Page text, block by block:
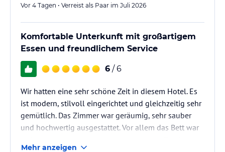
Investition notwendig, aber es lohnt sich. IMMER!
Hoteliers-/Veranstalter-/Kataloginformationen. Alle Angaben
ohne Gewähr und ohne Prüfung durch HolidayCheck. Bitte
jeweiligen Veranstalters.
Vor 4 Tagen • Verreist als Paar im Juli 2026
Komfortable Unterkunft mit großartigem
Essen und freundlichem Service
6 / 6
Wir hatten eine sehr schöne Zeit in diesem Hotel. Es
ist modern, stilvoll eingerichtet und gleichzeitig sehr
gemütlich. Das Zimmer war geräumig, sehr sauber
und hochwertig ausgestattet. Vor allem das Bett war
Mehr anzeigen